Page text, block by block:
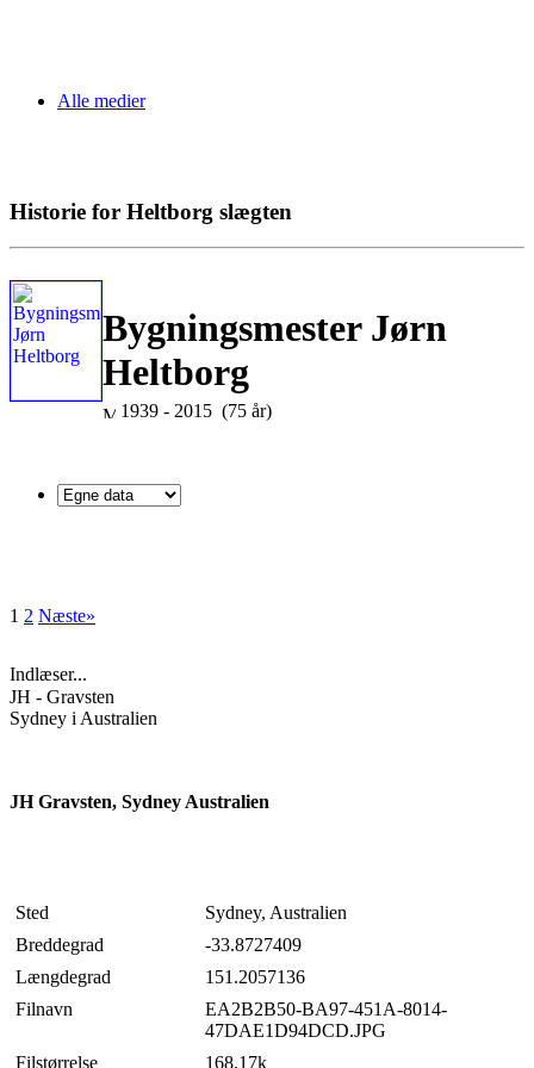
Alle medier
Historie for Heltborg slægten
Bygningsmester Jørn
Heltborg
1939 - 2015 (75 år)
1 2 Næste»
Indlæser...
JH - Gravsten
Sydney i Australien
JH Gravsten, Sydney Australien
Sted
Sydney, Australien
Breddegrad
-33.8727409
Længdegrad
151.2057136
Filnavn
EA2B2B50-BA97-451A-8014-
47DAE1D94DCD.JPG
Filstørrelse
168.17k